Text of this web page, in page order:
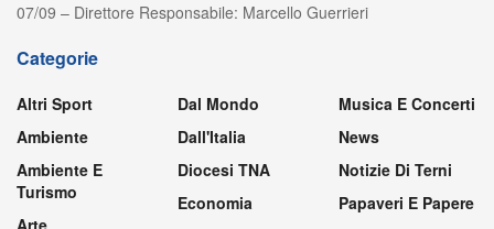
07/09 – Direttore Responsabile: Marcello Guerrieri
Categorie
Altri Sport
Ambiente
Ambiente E
Turismo
Arte
Dal Mondo
Dall'Italia
Diocesi TNA
Economia
Musica E Concerti
News
Notizie Di Terni
Papaveri E Papere